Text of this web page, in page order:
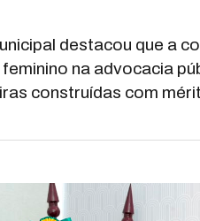
destacou que a
na advocacia
construídas com